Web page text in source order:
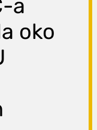
a
oko